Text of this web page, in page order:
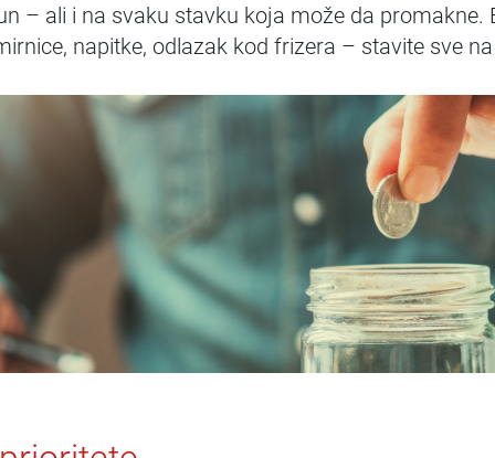
– ali i na svaku stavku koja može da promakne.
napitke, odlazak kod frizera – stavite sve